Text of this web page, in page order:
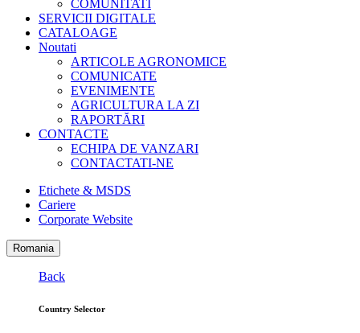
COMUNITATI
SERVICII DIGITALE
CATALOAGE
Noutati
ARTICOLE AGRONOMICE
COMUNICATE
EVENIMENTE
AGRICULTURA LA ZI
RAPORTĂRI
CONTACTE
ECHIPA DE VANZARI
CONTACTATI-NE
Etichete & MSDS
Cariere
Corporate Website
Romania
Back
Country Selector